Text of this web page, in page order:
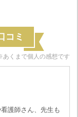
コミ
あくまで個人の感想です
護師さん、先生も